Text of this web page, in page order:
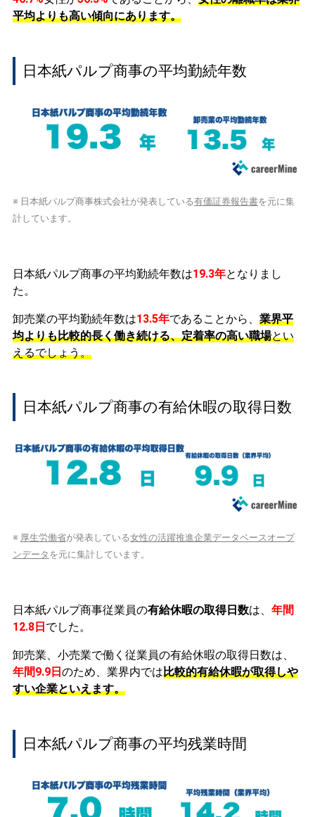
平均よりも高い傾向にあります。
日本紙パルプ商事の平均勤続年数
※ 日本紙パルプ商事株式会社が発表している有価証券報告書を元に集
計しています。
日本紙パルプ商事の平均勤続年数は19.3年となりまし
た。
卸売業の平均勤続年数は13.5年であることから、 業界平
均よりも比較的長く働き続ける、定着率の高い職場とい
えるでしょう。
日本紙パルプ商事の有給休暇の取得日数
※ 厚生労働省が発表している女性の活躍推進企業データベースオープ
ンデータ を元に集計しています。
日本紙パルプ商事従業員の有給休暇の取得日数は、 年間
12.8日でした。
卸売業、小売業で働く従業員の有給休暇の取得日数は、
年間9.9日のため、業界内では比較的有給休暇が取得しや
すい企業といえます。
日本紙パルプ商事の平均残業時間